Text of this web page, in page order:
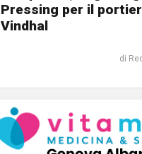
Pressing per il
Vindhal
di